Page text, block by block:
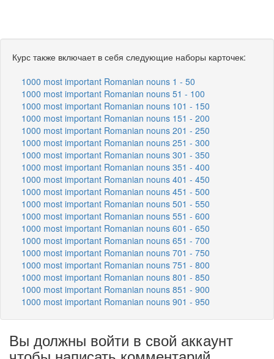
Курс также включает в себя следующие наборы карточек:
1000 most important Romanian nouns 1 - 50
1000 most important Romanian nouns 51 - 100
1000 most important Romanian nouns 101 - 150
1000 most important Romanian nouns 151 - 200
1000 most important Romanian nouns 201 - 250
1000 most important Romanian nouns 251 - 300
1000 most important Romanian nouns 301 - 350
1000 most important Romanian nouns 351 - 400
1000 most important Romanian nouns 401 - 450
1000 most important Romanian nouns 451 - 500
1000 most important Romanian nouns 501 - 550
1000 most important Romanian nouns 551 - 600
1000 most important Romanian nouns 601 - 650
1000 most important Romanian nouns 651 - 700
1000 most important Romanian nouns 701 - 750
1000 most important Romanian nouns 751 - 800
1000 most important Romanian nouns 801 - 850
1000 most important Romanian nouns 851 - 900
1000 most important Romanian nouns 901 - 950
Вы должны войти в свой аккаунт